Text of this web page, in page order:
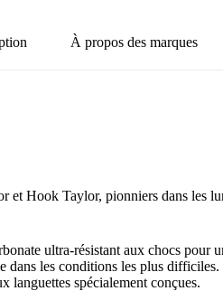
À propos des marques
Hook Taylor, pionniers dans les
ultra-résistant aux chocs pour
dans les conditions les plus difficiles.
languettes spécialement conçues.